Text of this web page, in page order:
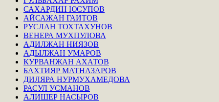
САХАРДИН ЮСУПОВ
АЙСАЖАН ГАИТОВ
РУСЛАН ТОХТАХУНОВ
ВЕНЕРА МУХПУЛОВА
АДИЛЖАН НИЯЗОВ
АДЫЛЖАН УМАРОВ
КУРВАНЖАН АХАТОВ
БАХТИЯР МАТНАЗАРОВ
ДИЛЯРА НУРМУХАМЕДОВА
РАСУЛ УСМАНОВ
АЛИШЕР НАСЫРОВ